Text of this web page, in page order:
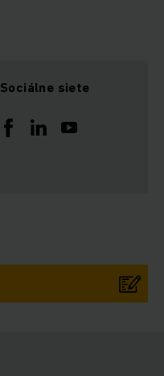
Sociálne siete